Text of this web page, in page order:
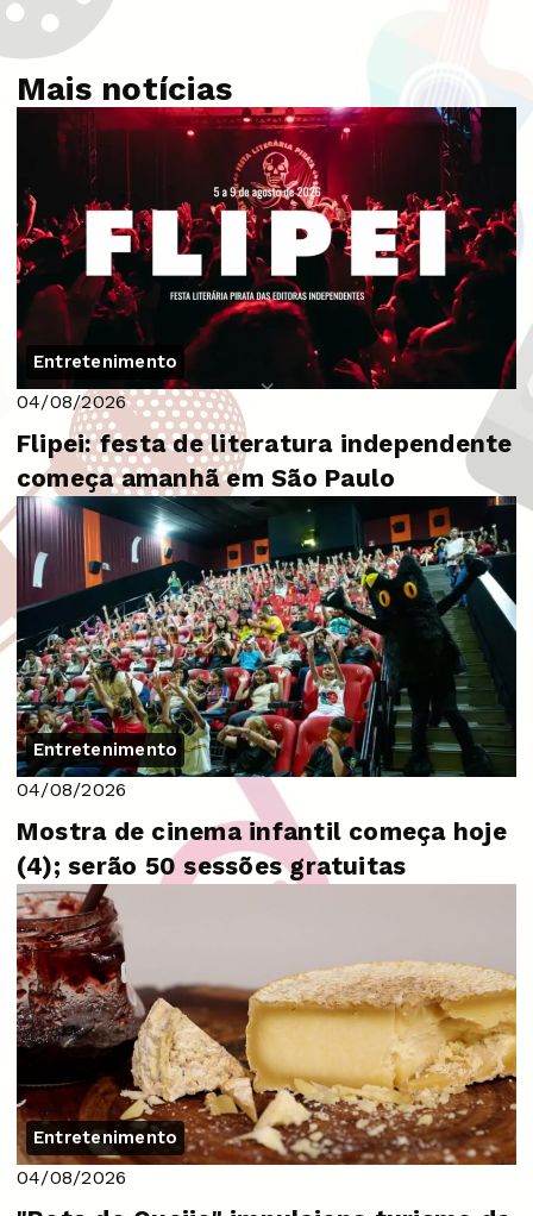
Mais notícias
Entretenimento
04/08/2026
Flipei: festa de literatura independente
começa amanhã em São Paulo
Entretenimento
04/08/2026
Mostra de cinema infantil começa hoje
(4); serão 50 sessões gratuitas
Entretenimento
04/08/2026